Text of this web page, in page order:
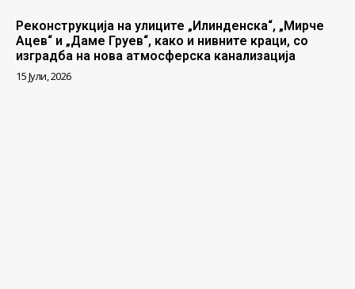
Реконструкција на улиците „Илинденска“, „Мирче
Ацев“ и „Даме Груев“, како и нивните краци, со
изградба на нова атмосферска канализација
15 Јули, 2026